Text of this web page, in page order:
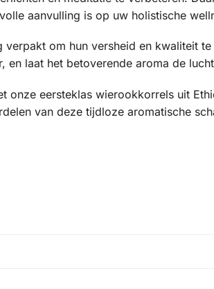
aanvulling is op uw holistische
om hun versheid en kwaliteit
laat het betoverende aroma de
onze eersteklas wierookkorrels uit
van deze tijdloze aromatische